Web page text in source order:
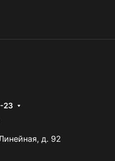
23
д. 92